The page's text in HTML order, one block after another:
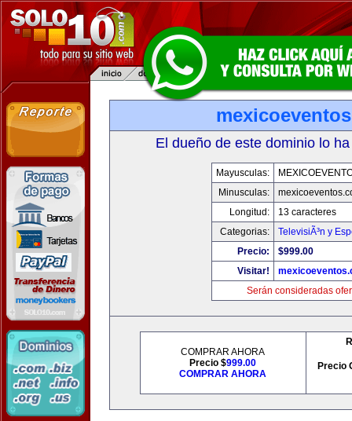
El dueño de este dominio lo
Mayusculas:
Minusculas:
Longitud:
13 caracteres
Categorias:
TelevisiÃ³n y
Precio:
$999.00
Visitar!
Serán consideradas
COMPRAR AHORA
Precio $999.00
COMPRAR AHORA
Precio